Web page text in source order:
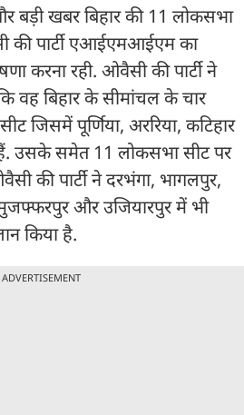
बड़ी खबर बिहार की 11 लोकसभा
की पार्टी एआईएमआईएम का
करना रही. ओवैसी की पार्टी ने
वह बिहार के सीमांचल के चार
जिसमें पूर्णिया, अररिया, कटिहार
उसके समेत 11 लोकसभा सीट पर
की पार्टी ने दरभंगा, भागलपुर,
और उजियारपुर में भी
किया है.
ADVERTISEMENT